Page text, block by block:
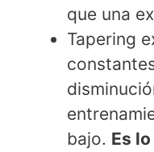
que una
Tapering
bajo. Es